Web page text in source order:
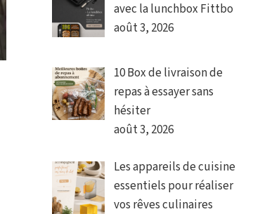
avec la lunchbox Fittbo
août 3, 2026
10 Box de livraison de
repas à essayer sans
hésiter
août 3, 2026
Les appareils de cuisine
essentiels pour réaliser
vos rêves culinaires